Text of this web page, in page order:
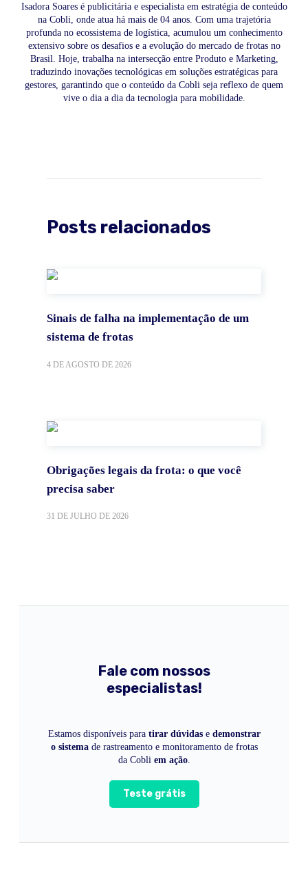
Isadora Soares é publicitária e especialista em estratégia de conteúdo
na Cobli, onde atua há mais de 04 anos. Com uma trajetória
profunda no ecossistema de logística, acumulou um conhecimento
extensivo sobre os desafios e a evolução do mercado de frotas no
Brasil. Hoje, trabalha na intersecção entre Produto e Marketing,
traduzindo inovações tecnológicas em soluções estratégicas para
gestores, garantindo que o conteúdo da Cobli seja reflexo de quem
vive o dia a dia da tecnologia para mobilidade.
Posts relacionados
Sinais de falha na implementação de um
sistema de frotas
4 DE AGOSTO DE 2026
Obrigações legais da frota: o que você
precisa saber
31 DE JULHO DE 2026
Fale com nossos
especialistas!
Estamos disponíveis para tirar dúvidase demonstrar
o sistemade rastreamento e monitoramento de frotas
da Cobli em ação.
Teste grátis